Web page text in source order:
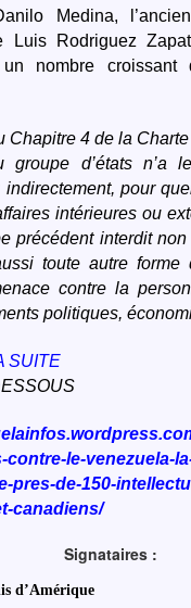
Medina,
Luis Rodriguez
nombre croissant
Chapitre 4 de la
d’états n’a
indirectement, pour
intérieures ou
précédent interdit
toute autre forme
contre la
politiques,
SUITE
le-venezuela-
pres-de-150-
canadiens/
Signataires :
d’Amérique